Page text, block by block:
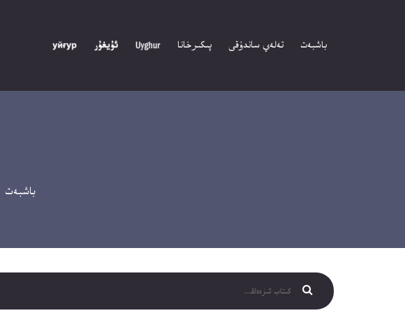
باشبەت تەلەي ساندۇقى پىكىرخانا
باشبەت